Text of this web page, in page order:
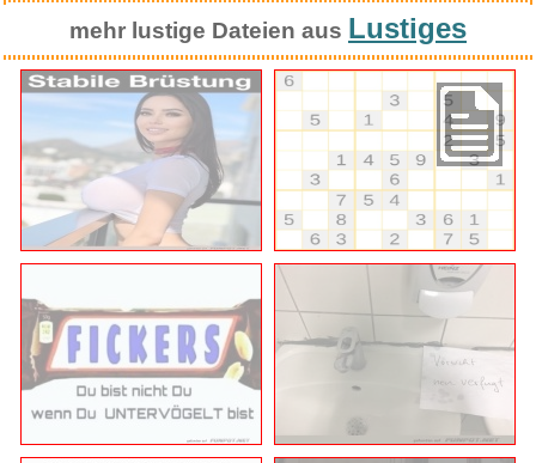
mehr lustige Dateien aus Lustiges